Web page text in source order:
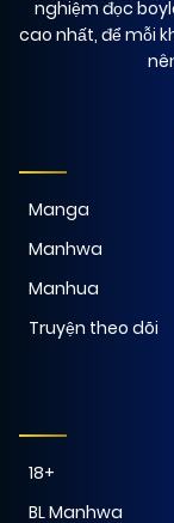
nghiệm đọc
cao nhất, để mỗi
Manga
Manhwa
Manhua
Truyện theo dõi
18+
BL Manhwa